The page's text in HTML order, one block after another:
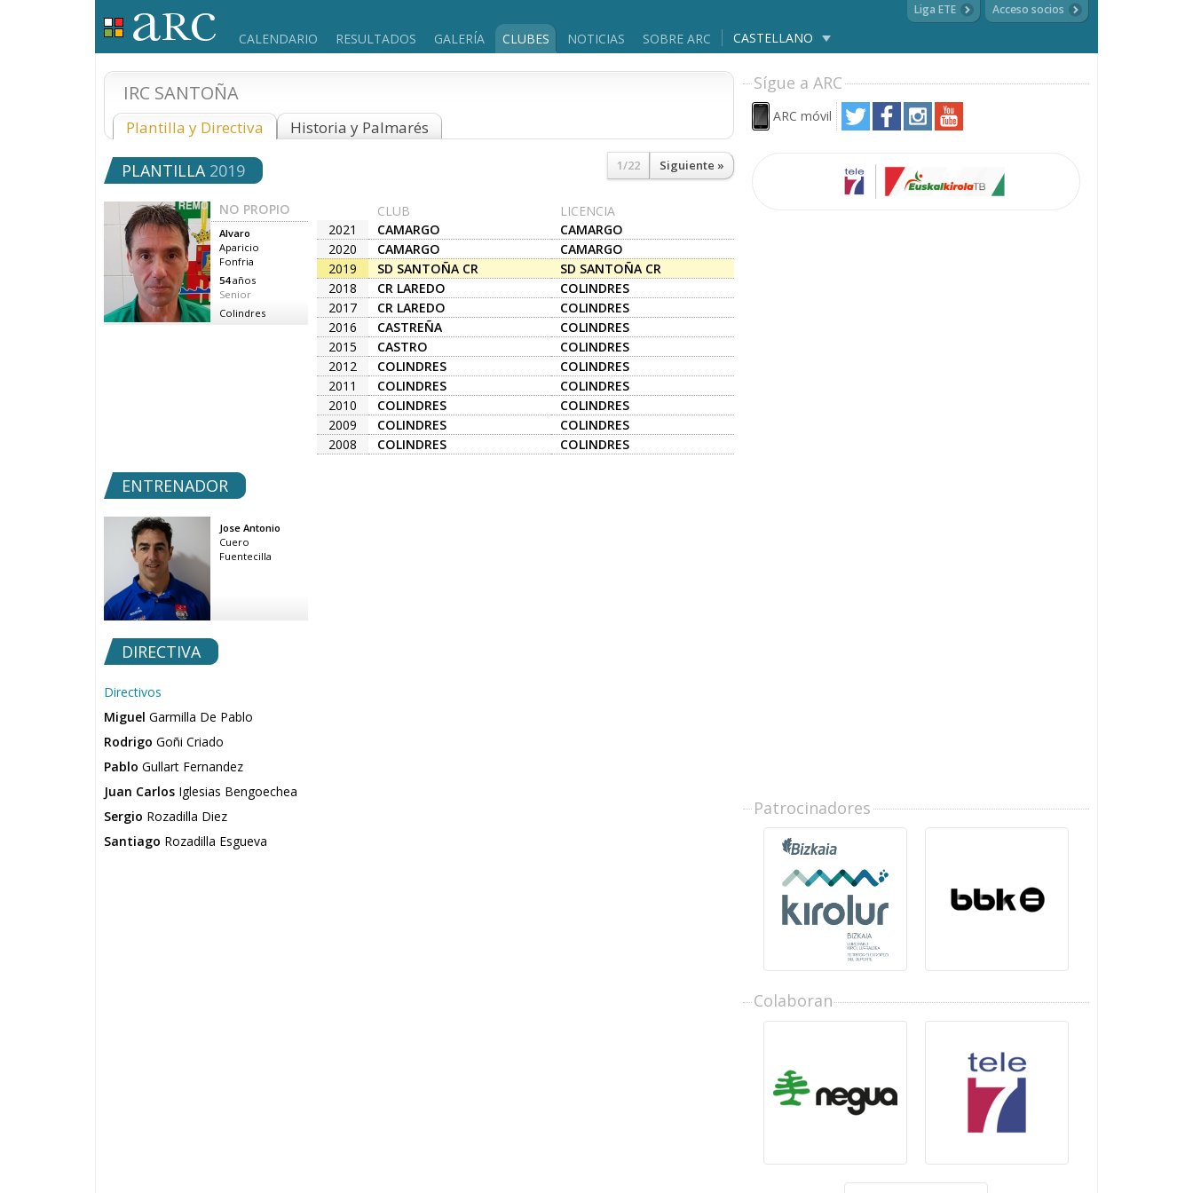
CALENDARIO RESULTADOS GALERÍA CLUBES NOTICIAS SOBRE ARC CASTELLANO
Liga ETE Acceso socios
IRC SANTOÑA
Plantilla y Directiva Historia y Palmarés
1/22 Siguiente »
PLANTILLA 2019
NO PROPIO
Alvaro
Aparicio
Fonfria
54años
Senior
Colindres
CLUB
LICENCIA
2021
CAMARGO
CAMARGO
2020
CAMARGO
CAMARGO
2019
SD SANTOÑA CR
SD SANTOÑA CR
2018
CR LAREDO
COLINDRES
2017
CR LAREDO
COLINDRES
2016
CASTREÑA
COLINDRES
2015
CASTRO
COLINDRES
2012
COLINDRES
COLINDRES
2011
COLINDRES
COLINDRES
2010
COLINDRES
COLINDRES
2009
COLINDRES
COLINDRES
2008
COLINDRES COLINDRES
ENTRENADOR
Jose Antonio
Cuero
Fuentecilla
DIRECTIVA
Directivos
Miguel Garmilla De Pablo
Rodrigo Goñi Criado
Pablo Gullart Fernandez
Juan Carlos Iglesias Bengoechea
Sergio Rozadilla Diez
Santiago Rozadilla Esgueva
Sígue a ARC
ARC móvil
Patrocinadores
Colaboran